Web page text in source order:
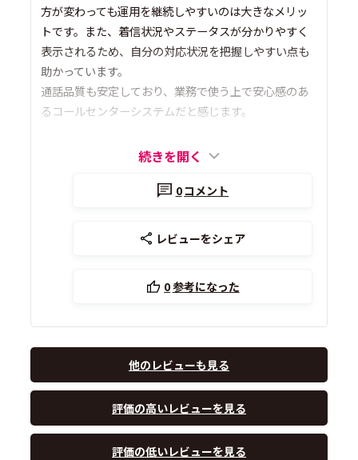
方が変わっても運用を継続しやすいのは大きなメリッ
トです。また、着信状況やステータスが分かりやすく
表示されるため、自分の対応状況を把握しやすい点も
助かっています。
通話品質も安定しており、業務で使う上で安心感のあ
るコールセンターシステムだと感じます。
続きを開く
0コメント
レビューをシェア
0参考になった
他のレビューも見る
評価の高いレビューを見る
評価の低いレビューを見る